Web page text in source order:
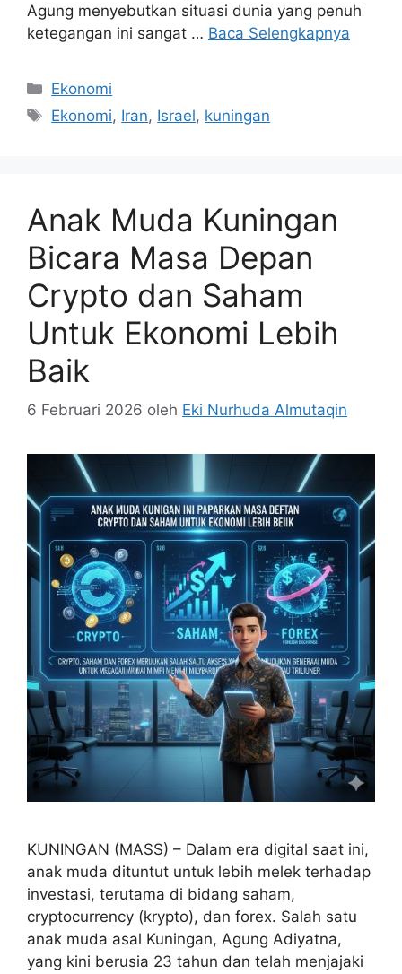
Agung menyebutkan situasi dunia yang penuh
ketegangan ini sangat … Baca Selengkapnya
Kategori
Ekonomi
Tag
Ekonomi, Iran, Israel, kuningan
Anak Muda Kuningan
Bicara Masa Depan
Crypto dan Saham
Untuk Ekonomi Lebih
Baik
6 Februari 2026 oleh Eki Nurhuda Almutaqin
KUNINGAN (MASS) – Dalam era digital saat ini,
anak muda dituntut untuk lebih melek terhadap
investasi, terutama di bidang saham,
cryptocurrency (krypto), dan forex. Salah satu
anak muda asal Kuningan, Agung Adiyatna,
yang kini berusia 23 tahun dan telah menjajaki